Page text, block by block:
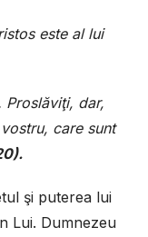
este al lui
Proslăviţi, dar,
care sunt
şi puterea lui
Lui. Dumnezeu